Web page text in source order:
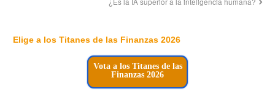
Elige a los Titanes de las Finanzas 2026
Vota a los Titanes de las
Finanzas 2026